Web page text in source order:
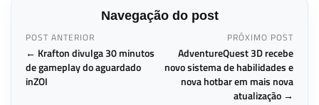
Navegação do post
POST ANTERIOR
← Krafton divulga 30 minutos
de gameplay do aguardado
inZOI
PRÓXIMO POST
AdventureQuest 3D recebe
novo sistema de habilidades e
nova hotbar em mais nova
atualização →